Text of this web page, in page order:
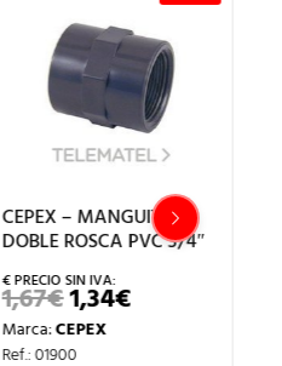
CEPEX – CODO 90
ROSCAR PVC 1/2″
1,39€EL
PRECIO
ORIGINAL
ERA:
1,11€EL
PRECIO
Marca:CEPEX
Ref.: 01734